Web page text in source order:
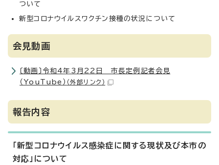
ついて
新型コロナウイルスワクチン接種の状況について
会見動画
〔動画〕令和4年3月22日 市長定例記者会見
（YouTube） （外部リンク）
報告内容
「新型コロナウイルス感染症に関する現状及び本市の
対応」について